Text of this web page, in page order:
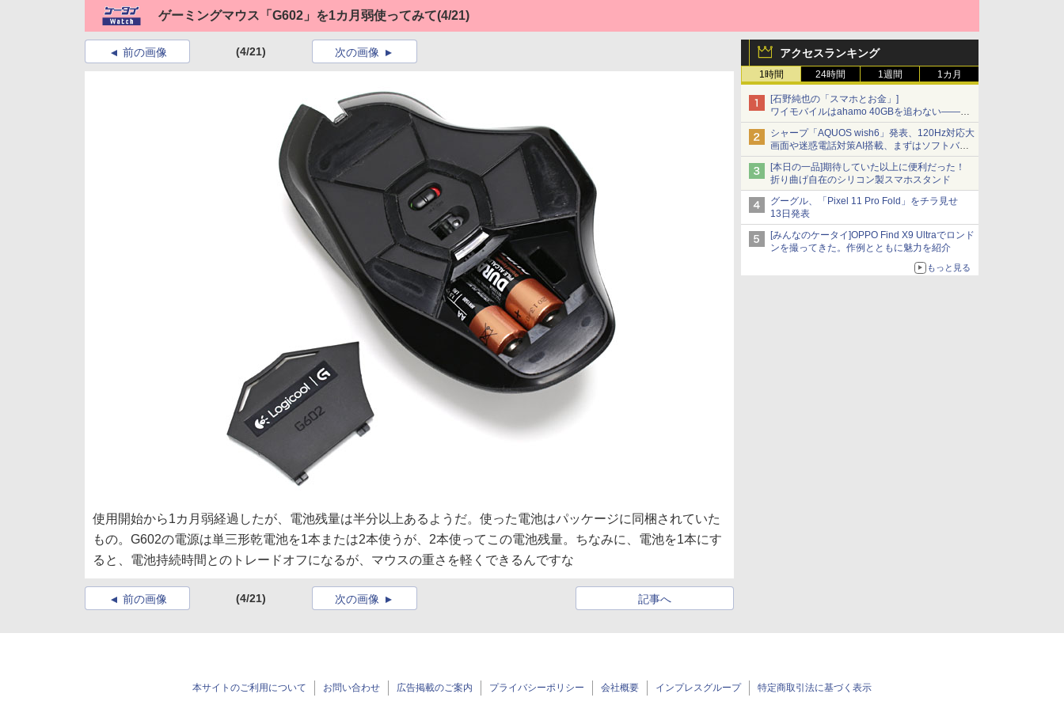
ゲーミングマウス「G602」を1カ月弱使ってみて(4/21)
アクセスランキング
1時間 24時間 1週間 1カ月
[石野純也の「スマホとお金」]
ワイモバイルはahamo 40GBを追わない――単
身向け「超おトク割」の安さと1年限定の注意
点
シャープ「AQUOS wish6」発表、120Hz対応大
画面や迷惑電話対策AI搭載、まずはソフトバン
クの法人向け
[本日の一品]期待していた以上に便利だった！
折り曲げ自在のシリコン製スマホスタンド
グーグル、「Pixel 11 Pro Fold」をチラ見せ
13日発表
[みんなのケータイ]OPPO Find X9 Ultraでロンド
ンを撮ってきた。作例とともに魅力を紹介
もっと見る
前の画像 (4/21) 次の画像
使用開始から1カ月弱経過したが、電池残量は半分以上あるようだ。使った電池はパッケージに同梱されていた
もの。G602の電源は単三形乾電池を1本または2本使うが、2本使ってこの電池残量。ちなみに、電池を1本にす
ると、電池持続時間とのトレードオフになるが、マウスの重さを軽くできるんですな
前の画像 (4/21) 記事へ
次の画像
本サイトのご利用について お問い合わせ 広告掲載のご案内 プライバシーポリシー 会社概要 インプレスグループ 特定商取引法に基づく表示